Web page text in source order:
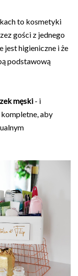
to kosmetyki
gości z jednego
jest higieniczne i że
podstawową
męski - i
kompletne, aby